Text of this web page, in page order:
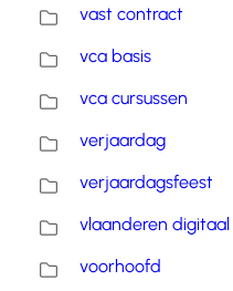
vast contract
vca basis
vca cursussen
verjaardag
verjaardagsfeest
vlaanderen digitaal
voorhoofd